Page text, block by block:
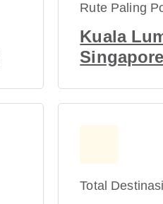
Rute Paling
Kuala
Singapore
Total Destinasi